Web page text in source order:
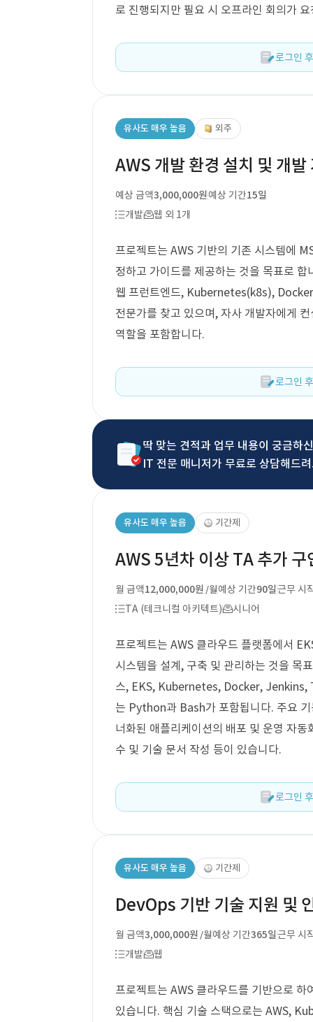
로 진행되지만 필요 시 오프라인 회의가
로그인
유사도 매우 높음 외주
AWS 개발 환경 설치 및 개발
예상 금액3,000,000원예상 기간15일
개발
웹 외 1개
프로젝트는 AWS 기반의 기존 시스템에
정하고 가이드를 제공하는 것을 목표로
웹 프런트엔드, Kubernetes(k8s),
전문가를 찾고 있으며, 자사 개발자에게
역할을 포함합니다.
로그인
딱 맞는 견적과 업무 내용이 궁금하
IT 전문 매니저가 무료로 상담해드
유사도 매우 높음 기간제
AWS 5년차 이상 TA 추가 구
월 금액12,000,000원 /월예상 기간90일근무 시
TA (테크니컬 아키텍트)
시니어
프로젝트는 AWS 클라우드 플랫폼에서
시스템을 설계, 구축 및 관리하는 것을 목
스, EKS, Kubernetes, Docker, Jenkins,
는 Python과 Bash가 포함됩니다. 주요
너화된 애플리케이션의 배포 및 운영 자
수 및 기술 문서 작성 등이 있습니다.
로그인
유사도 매우 높음 기간제
DevOps 기반 기술 지원 및
월 금액3,000,000원 /월예상 기간365일근무 시
개발
웹
프로젝트는 AWS 클라우드를 기반으로
있습니다. 핵심 기술 스택으로는 AWS,